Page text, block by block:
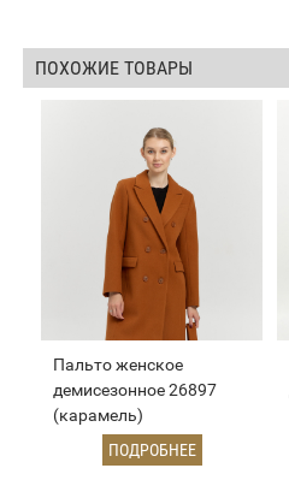
ПОХОЖИЕ ТОВАРЫ
Пальто женское
демисезонное 26897
(карамель)
ПОДРОБНЕЕ